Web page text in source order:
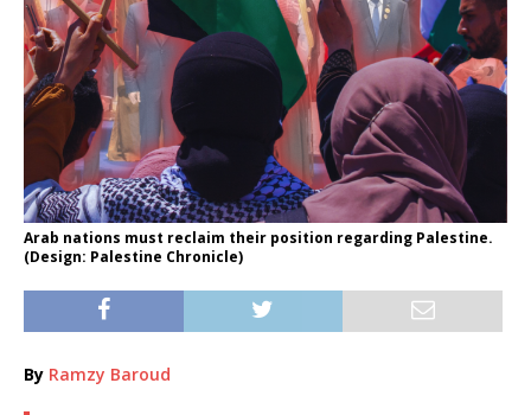
Arab nations must reclaim their position regarding Palestine.
(Design: Palestine Chronicle)
By Ramzy Baroud